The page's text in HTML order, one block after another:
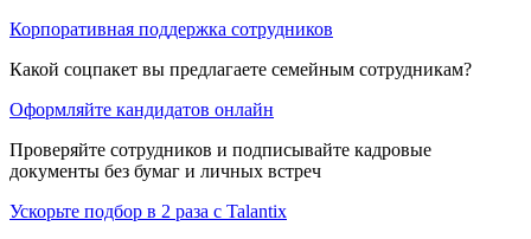
Корпоративная поддержка сотрудников
Какой соцпакет вы предлагаете семейным сотрудникам?
Оформляйте кандидатов онлайн
Проверяйте сотрудников и подписывайте кадровые
документы без бумаг и личных встреч
Ускорьте подбор в 2 раза с Talantix